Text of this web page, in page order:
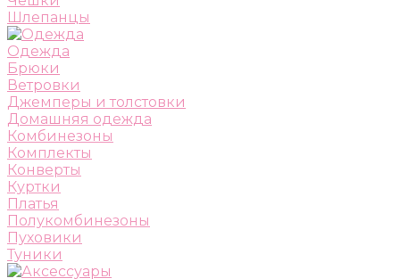
Шлепанцы
Одежда
Брюки
Ветровки
Джемперы и толстовки
Домашняя одежда
Комбинезоны
Комплекты
Конверты
Куртки
Платья
Полукомбинезоны
Пуховики
Туники